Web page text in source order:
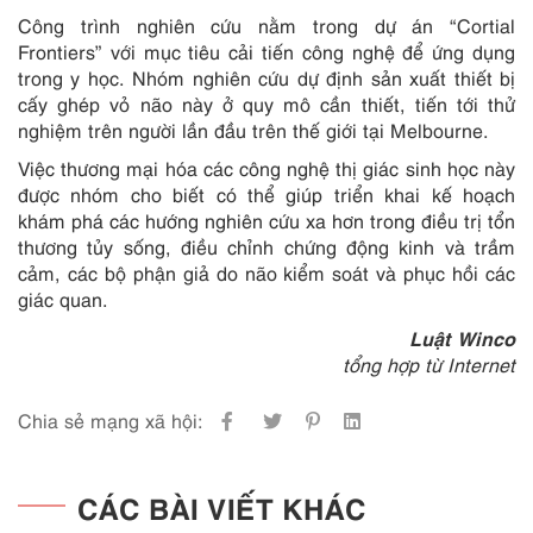
Công trình nghiên cứu nằm trong dự án “Cortial
Frontiers” với mục tiêu cải tiến công nghệ để ứng dụng
trong y học. Nhóm nghiên cứu dự định sản xuất thiết bị
cấy ghép vỏ não này ở quy mô cần thiết, tiến tới thử
nghiệm trên người lần đầu trên thế giới tại Melbourne.
Việc thương mại hóa các công nghệ thị giác sinh học này
được nhóm cho biết có thể giúp triển khai kế hoạch
khám phá các hướng nghiên cứu xa hơn trong điều trị tổn
thương tủy sống, điều chỉnh chứng động kinh và trầm
cảm, các bộ phận giả do não kiểm soát và phục hồi các
giác quan.
Luật Winco
tổng hợp từ Internet
Chia sẻ mạng xã hội:
CÁC BÀI VIẾT KHÁC